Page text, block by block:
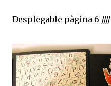
Desplegable pàgina 6 ////